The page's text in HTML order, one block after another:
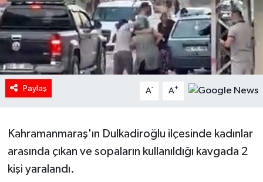
Paylaş A- A+
Kahramanmaraş'ın Dulkadiroğlu ilçesinde kadınlar
arasında çıkan ve sopaların kullanıldığı kavgada 2
kişi yaralandı.
KÜLTÜR SANAT
MAGAZİN
Oyun
SAĞLIK